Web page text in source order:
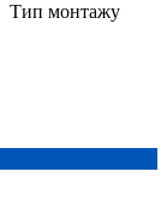
Тип монтажу